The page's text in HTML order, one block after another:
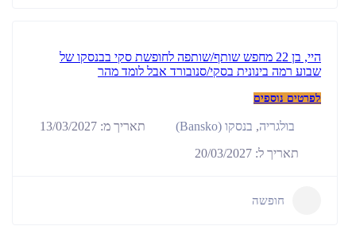
היי, בן 22 מחפש שותף/שותפה לחופשת סקי בבנסקו של
שבוע רמה בינונית בסקי/סנובורד אבל לומד מהר
לפרטים נוספים
בולגריה, בנסקו (Bansko) תאריך מ: 13/03/2027
תאריך ל: 20/03/2027
חופשה